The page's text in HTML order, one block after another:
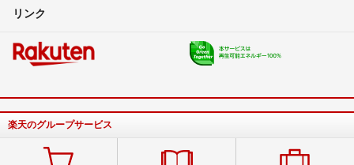
リンク
楽天のグループサービス